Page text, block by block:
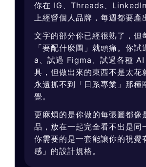
你在 IG、Threads、
上經營個人品牌，每週都要產
文字的部分你已經很熟了，但
「要配什麼圖」就頭痛。你
a、試過 Figma、試過各種
具，但做出來的東西不是太花
永遠抓不到「日系專業」那種
覺。
更麻煩的是你做的每張圖都像
品，放在一起完全看不出是同
你需要的是一套能讓你的視覺
感」的設計規格。